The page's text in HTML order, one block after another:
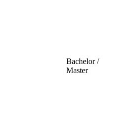
Bachelor /
Master